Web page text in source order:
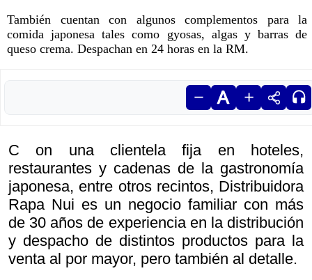
También cuentan con algunos complementos para la
comida japonesa tales como gyosas, algas y barras de
queso crema. Despachan en 24 horas en la RM.
C on una clientela fija en hoteles,
restaurantes y cadenas de la gastronomía
japonesa, entre otros recintos, Distribuidora
Rapa Nui es un negocio familiar con más
de 30 años de experiencia en la distribución
y despacho de distintos productos para la
venta al por mayor, pero también al detalle.